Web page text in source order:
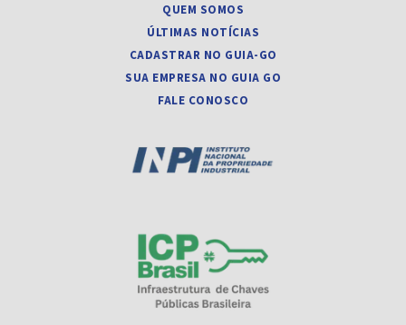
QUEM SOMOS
ÚLTIMAS NOTÍCIAS
CADASTRAR NO GUIA-GO
SUA EMPRESA NO GUIA GO
FALE CONOSCO